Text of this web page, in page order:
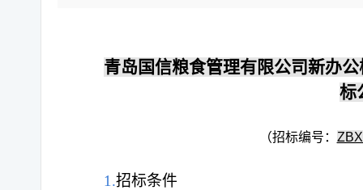
青岛国信粮食管理有限公司新办
标
（招标编号：
1.招标条件